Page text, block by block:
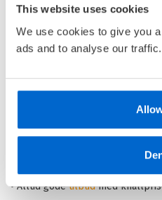
This website uses cookies
We use cookies to give you
ads and to analyse our traffic.
Kjøp
Barnas Egen
Din barnebokhandel på nett
• Alltid godetilbudmed